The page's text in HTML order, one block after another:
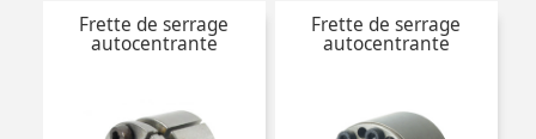
Frette de serrage
autocentrante
Frette de serrage
autocentrante